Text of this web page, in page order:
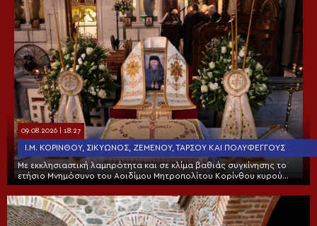
09.08.2026 | 18:27
Ι.Μ. ΚΟΡΊΝΘΟΥ, ΣΙΚΥΏΝΟΣ, ΖΕΜΕΝΟΎ, ΤΑΡΣΟΎ ΚΑΙ ΠΟΛΥΦΈΓΓΟΥΣ
Με εκκλησιαστική λαμπρότητα και σε κλίμα βαθιάς συγκίνησης το
ετήσιο Μνημόσυνο του Αοιδίμου Μητροπολίτου Κορίνθου κυρού
Διονυσίου